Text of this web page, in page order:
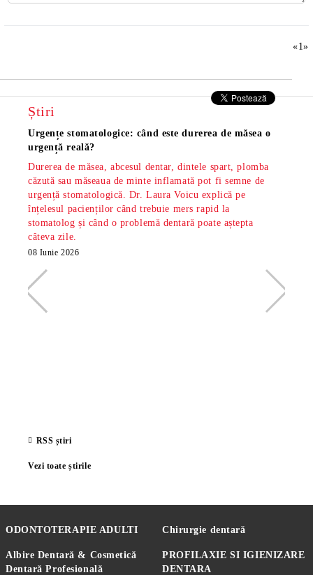
«1»
Știri
Urgențe stomatologice: când este durerea de măsea o
urgență reală?
Durerea de măsea, abcesul dentar, dintele spart, plomba
căzută sau măseaua de minte inflamată pot fi semne de
urgență stomatologică. Dr. Laura Voicu explică pe
înțelesul pacienților când trebuie mers rapid la
stomatolog și când o problemă dentară poate aștepta
câteva zile.
08 Iunie 2026
RSS știri
Vezi toate știrile
ODONTOTERAPIE ADULTI
Albire Dentară & Cosmetică
Dentară Profesională
Chirurgie dentară
PROFILAXIE SI IGIENIZARE
DENTARA